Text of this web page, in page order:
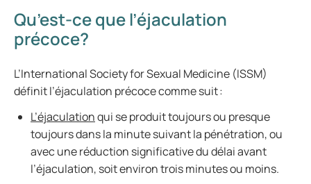
Qu’est-ce que l’éjaculation
précoce?
L’International Society for Sexual Medicine (ISSM)
définit l’éjaculation précoce comme suit :
L’éjaculationqui se produit toujours ou presque
toujours dans la minute suivant la pénétration, ou
avec une réduction significative du délai avant
l’éjaculation, soit environ trois minutes ou moins.